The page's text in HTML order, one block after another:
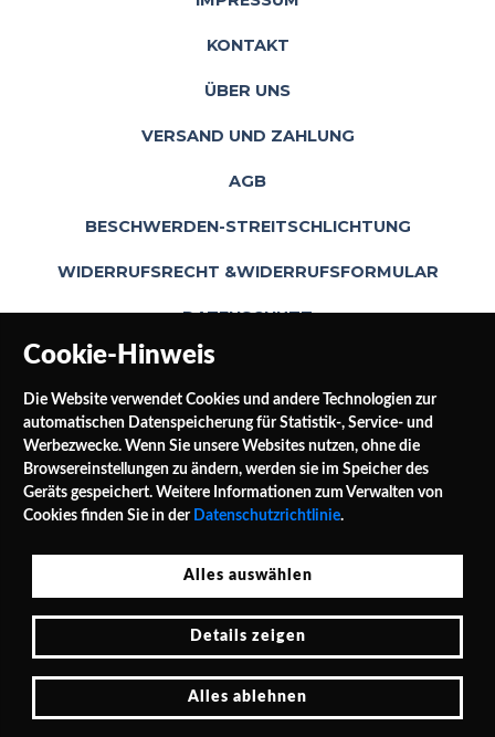
Cookie-Hinweis
Die Website verwendet Cookies und andere Technologien zur
automatischen Datenspeicherung für Statistik-, Service- und
Werbezwecke. Wenn Sie unsere Websites nutzen, ohne die
Browsereinstellungen zu ändern, werden sie im Speicher des
Geräts gespeichert. Weitere Informationen zum Verwalten von
Cookies finden Sie in der Datenschutzrichtlinie.
Alles auswählen
Details zeigen
Alles ablehnen
KONTAKT
ÜBER UNS
VERSAND UND ZAHLUNG
AGB
BESCHWERDEN-STREITSCHLICHTUNG
WIDERRUFSRECHT &WIDERRUFSFORMULAR
DATENSCHUTZ
SOCIAL MEDIA
Jałowocowa Str. 3
PL 62-040 Puszczykowo Polen / Polska
E-Mail: shop@leinwande24.de